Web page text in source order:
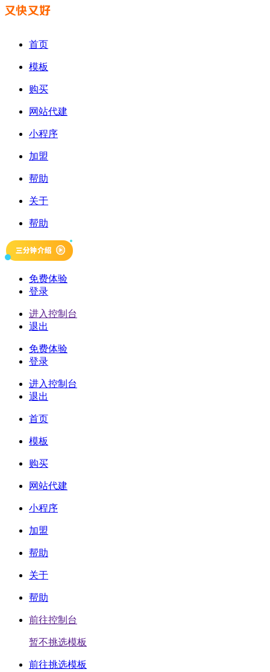
首页
模板
购买
网站代建
小程序
加盟
帮助
关于
帮助
免费体验
登录
进入控制台
退出
免费体验
登录
进入控制台
退出
首页
模板
购买
网站代建
小程序
加盟
帮助
关于
帮助
前往控制台
暂不挑选模板
前往挑选模板